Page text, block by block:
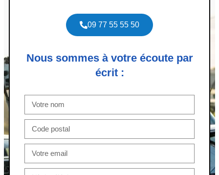
09 77 55 55 50
Nous sommes à votre écoute par
écrit :